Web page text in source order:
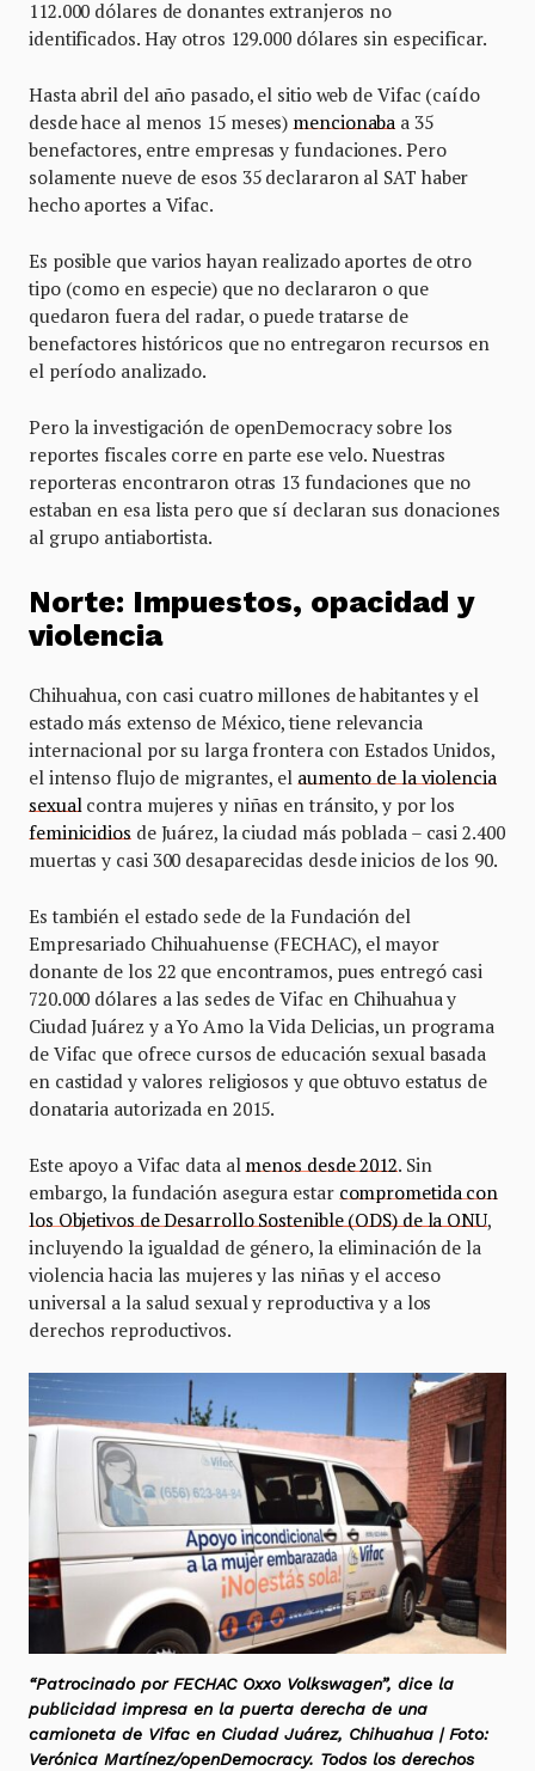
112.000 dólares de donantes extranjeros no
identificados. Hay otros 129.000 dólares sin especificar.
Hasta abril del año pasado, el sitio web de Vifac (caído
desde hace al menos 15 meses)mencionaba a 35
benefactores, entre empresas y fundaciones. Pero
solamente nueve de esos 35 declararon al SAT haber
hecho aportes a Vifac.
Es posible que varios hayan realizado aportes de otro
tipo (como en especie) que no declararon o que
quedaron fuera del radar, o puede tratarse de
benefactores históricos que no entregaron recursos en
el período analizado.
Pero la investigación de openDemocracy sobre los
reportes fiscales corre en parte ese velo. Nuestras
reporteras encontraron otras 13 fundaciones que no
estaban en esa lista pero que sí declaran sus donaciones
al grupo antiabortista.
Norte: Impuestos, opacidad y
violencia
Chihuahua, con casi cuatro millones de habitantes y el
estado más extenso de México, tiene relevancia
internacional por su larga frontera con Estados Unidos,
el intenso flujo de migrantes, el aumento de la violencia
sexual contra mujeres y niñas en tránsito, y por los
feminicidios de Juárez, la ciudad más poblada – casi 2.400
muertas y casi 300 desaparecidas desde inicios de los 90.
Es también el estado sede de la Fundación del
Empresariado Chihuahuense (FECHAC), el mayor
donante de los 22 que encontramos, pues entregó casi
720.000 dólares a las sedes de Vifac en Chihuahua y
Ciudad Juárez y a Yo Amo la Vida Delicias, un programa
de Vifac que ofrece cursos de educación sexual basada
en castidad y valores religiosos y que obtuvo estatus de
donataria autorizada en 2015.
Este apoyo a Vifac data al menos desde 2012. Sin
embargo, la fundación asegura estar comprometida con
los Objetivos de Desarrollo Sostenible (ODS) de la ONU,
incluyendo la igualdad de género, la eliminación de la
violencia hacia las mujeres y las niñas y el acceso
universal a la salud sexual y reproductiva y a los
derechos reproductivos.
“Patrocinado por FECHAC Oxxo Volkswagen”, dice la
publicidad impresa en la puerta derecha de una
camioneta de Vifac en Ciudad Juárez, Chihuahua | Foto:
Verónica Martínez/openDemocracy. Todos los derechos